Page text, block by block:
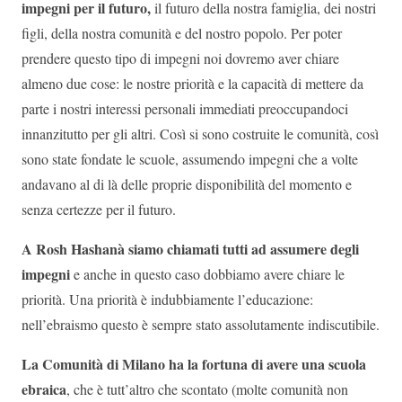
impegni per il futuro,il futuro della nostra famiglia, dei nostri
figli, della nostra comunità e del nostro popolo. Per poter
prendere questo tipo di impegni noi dovremo aver chiare
almeno due cose: le nostre priorità e la capacità di mettere da
parte i nostri interessi personali immediati preoccupandoci
innanzitutto per gli altri. Così si sono costruite le comunità, così
sono state fondate le scuole, assumendo impegni che a volte
andavano al di là delle proprie disponibilità del momento e
senza certezze per il futuro.
A Rosh Hashanà siamo chiamati tutti ad assumere degli
impegnie anche in questo caso dobbiamo avere chiare le
priorità. Una priorità è indubbiamente l’educazione:
nell’ebraismo questo è sempre stato assolutamente indiscutibile.
La Comunità di Milano ha la fortuna di avere una scuola
ebraica, che è tutt’altro che scontato (molte comunità non